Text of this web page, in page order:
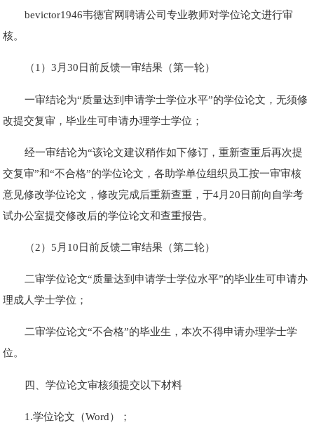
bevictor1946韦德官网聘请公司专业教师对学位论文进行审
核。
（1）3月30日前反馈一审结果（第一轮）
一审结论为“质量达到申请学士学位水平”的学位论文，无须修
改提交复审，毕业生可申请办理学士学位；
经一审结论为“该论文建议稍作如下修订，重新查重后再次提
交复审”和“不合格”的学位论文，各助学单位组织员工按一审审核
意见修改学位论文，修改完成后重新查重，于4月20日前向自学考
试办公室提交修改后的学位论文和查重报告。
（2）5月10日前反馈二审结果（第二轮）
二审学位论文“质量达到申请学士学位水平”的毕业生可申请办
理成人学士学位；
二审学位论文“不合格”的毕业生，本次不得申请办理学士学
位。
四、学位论文审核须提交以下材料
1.学位论文（Word）；